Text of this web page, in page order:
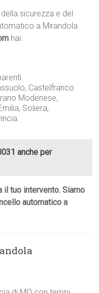
sicurezza e del
a Mirandola.
hai:
Castelfranco
Modenese,
Soliera,
anche per
il tuo intervento. Siamo
automatico a